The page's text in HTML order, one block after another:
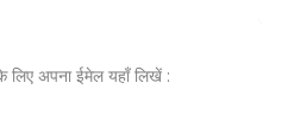
लिए अपना ईमेल यहाँ लिखें :